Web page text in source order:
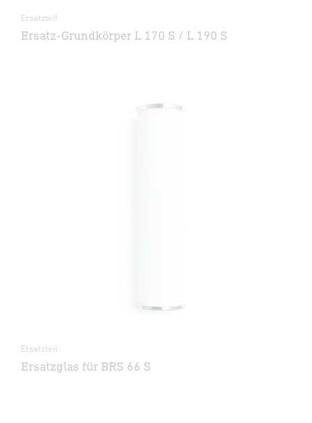
Ersatzteil
Ersatz-Grundkörper L 170 S / L 190 S
Ersatzteil
Ersatzglas für BRS 66 S